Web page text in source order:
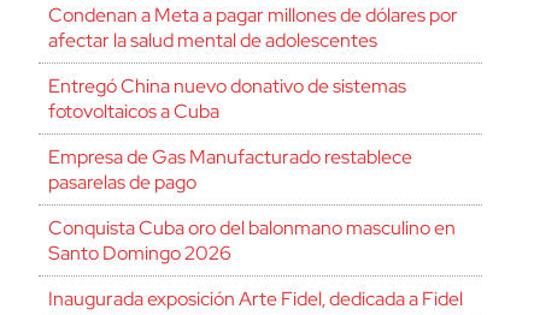
Condenan a Meta a pagar millones de dólares por
afectar la salud mental de adolescentes
Entregó China nuevo donativo de sistemas
fotovoltaicos a Cuba
Empresa de Gas Manufacturado restablece
pasarelas de pago
Conquista Cuba oro del balonmano masculino en
Santo Domingo 2026
Inaugurada exposición Arte Fidel, dedicada a Fidel